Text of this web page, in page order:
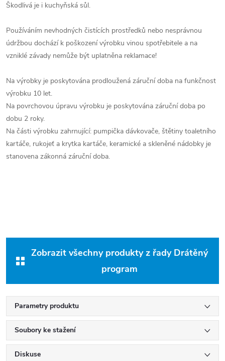
Škodlivá je i kuchyňská sůl.
Používáním nevhodných čistících prostředků nebo nesprávnou
údržbou dochází k poškození výrobku vinou spotřebitele a na
vzniklé závady nemůže být uplatněna reklamace!
Na výrobky je poskytována prodloužená záruční doba na funkčnost
výrobku 10 let.
Na povrchovou úpravu výrobku je poskytována záruční doba po
dobu 2 roky.
Na části výrobku zahrnující: pumpička dávkovače, štětiny toaletního
kartáče, rukojeť a krytka kartáče, keramické a skleněné nádobky je
stanovena zákonná záruční doba.
Zobrazit všechny produkty z řady Drátěný
program
Parametry produktu
Soubory ke stažení
Diskuse